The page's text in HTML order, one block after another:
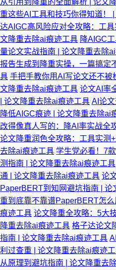
从引用到降重的全面解析 | 论文
重这些AI工具和技巧你得知道！
达AIGC高风险应对全攻略：工
文降重去除ai痕迹工具 降AIGC
量论文实战指南 | 论文降重去除
报告生成到降重实操，一篇搞定
具 手把手教你用AI写论文还不
文降重去除ai痕迹工具 论文AI率
| 论文降重去除ai痕迹工具 AI论
降低AIGC痕迹 | 论文降重去除ai
改得像真人写的：降AI率实战全
论文降重润色全攻略：工具实测
去除ai痕迹工具 学生党必看！7
测指南 | 论文降重去除ai痕迹工具
通 | 论文降重去除ai痕迹工具 论
PaperBERT到知网避坑指南 |
重到底靠不靠谱PaperBERT怎
痕迹工具 论文降重全攻略：5大
降重去除ai痕迹工具 格子达论文
指南 | 论文降重去除ai痕迹工具
利过查重 | 论文降重去除ai痕迹
从原理到避坑指南 | 论文降重去